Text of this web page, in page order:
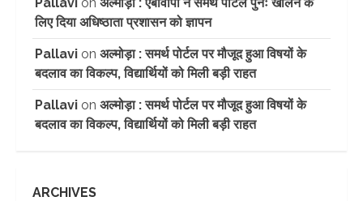
लिए दिया अधिष्ठाता प्रशासन को ज्ञापन
Pallavi on अल्मोड़ा : समर्थ पोर्टल पर मौजूद हुआ विषयों के
बदलाव का विकल्प, विद्यार्थियों को मिली बड़ी राहत
Pallavi on अल्मोड़ा : समर्थ पोर्टल पर मौजूद हुआ विषयों के
बदलाव का विकल्प, विद्यार्थियों को मिली बड़ी राहत
ARCHIVES